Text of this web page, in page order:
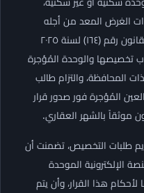
الغرض المعد من أجله
المكان المؤجر، وقت العمل بأحكام القانون رقم (١٦٤) لسنة ۲۰۲٥
تخصيصها والوحدة المُؤجرة
المحافظة، والتزام طالب
المُؤجرة فور صدور قرار
موثقاً بالشهر العقاري.
طلبات التخصيص، تضمنت أن
الإلكترونية الموحدة
هذا القرار، وأن يتم